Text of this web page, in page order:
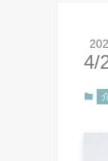
4/